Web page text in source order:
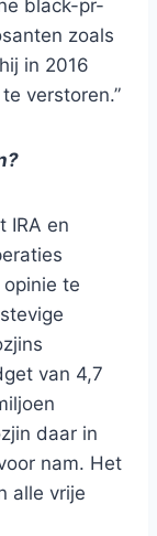
black-pr-
zoals
in 2016
verstoren.”
IRA en
te
van 4,7
daar in
nam. Het
alle vrije